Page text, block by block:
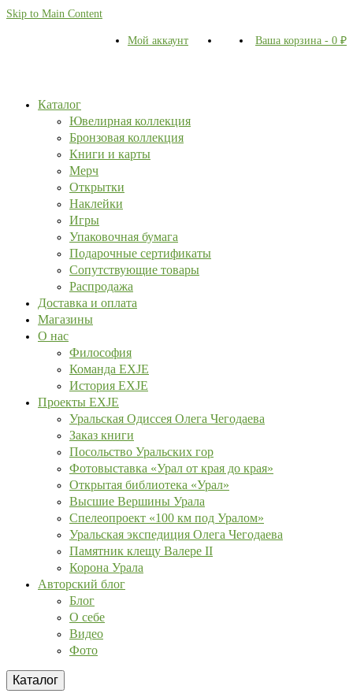
Skip to Main Content
Мой аккаунт Ваша корзина - 0 ₽
Каталог
Ювелирная коллекция
Бронзовая коллекция
Книги и карты
Мерч
Открытки
Наклейки
Игры
Упаковочная бумага
Подарочные сертификаты
Сопутствующие товары
Распродажа
Доставка и оплата
Магазины
О нас
Философия
Команда EXJE
История EXJE
Проекты EXJE
Уральская Одиссея Олега Чегодаева
Заказ книги
Посольство Уральских гор
Фотовыставка «Урал от края до края»
Открытая библиотека «Урал»
Высшие Вершины Урала
Спелеопроект «100 км под Уралом»
Уральская экспедиция Олега Чегодаева
Памятник клещу Валере II
Корона Урала
Авторский блог
Блог
О себе
Видео
Фото
Каталог